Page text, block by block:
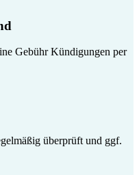
Gebühr Kündigungen per
überprüft und ggf.